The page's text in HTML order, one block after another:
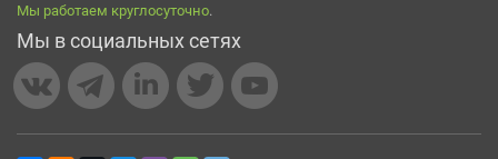
Мы работаем круглосуточно.
Мы в социальных сетях